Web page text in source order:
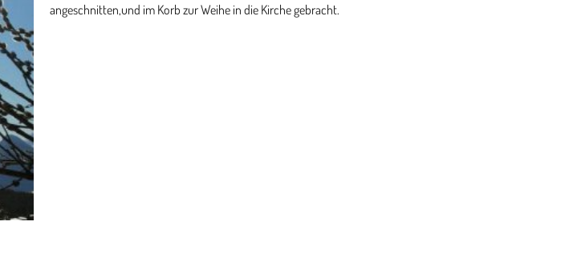
angeschnitten,und im Korb zur Weihe in die Kirche gebracht.